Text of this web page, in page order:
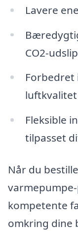
Lavere
CO2-udslip
Forbedret
luftkvalitet
Fleksible
tilpasset
Når du
kompetente
omkring dine